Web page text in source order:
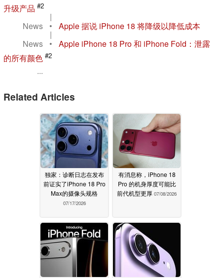
升级产品 #2
|
News
• Apple 据说 iPhone 18 将降级以降低成本
|
News
•
Apple iPhone 18 Pro 和 iPhone Fold：泄露
的所有颜色 #2
...
Related Articles
独家：诊断日志在发布
前证实了iPhone 18 Pro
Max的摄像头规格
07/17/2026
有消息称，iPhone 18
Pro 的机身厚度可能比
前代机型更厚 07/08/2026